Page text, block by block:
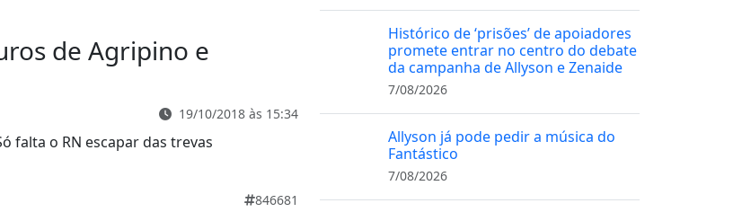
de Agripino e
19/10/2018 às 15:34
falta o RN escapar das trevas
846681
Histórico de ‘prisões’ de apoiadores
promete entrar no centro do debate
da campanha de Allyson e Zenaide
7/08/2026
Allyson já pode pedir a música do
Fantástico
7/08/2026